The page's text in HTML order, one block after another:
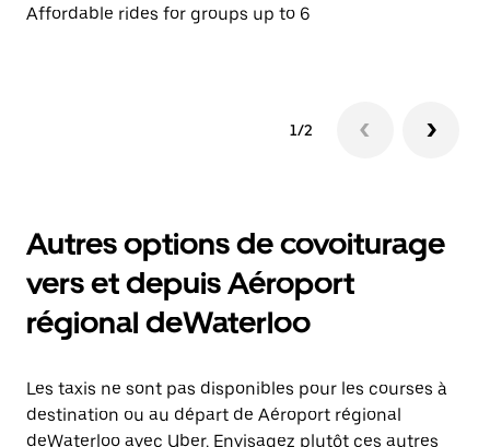
Affordable rides for groups up to 6
1/2
Autres options de covoiturage
vers et depuis Aéroport
régional deWaterloo
Les taxis ne sont pas disponibles pour les courses à
destination ou au départ de Aéroport régional
deWaterloo avec Uber. Envisagez plutôt ces autres